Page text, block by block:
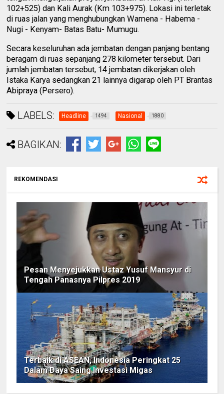
102+525) dan Kali Aurak (Km 103+975). Lokasi ini terletak
di ruas jalan yang menghubungkan Wamena - Habema -
Nugi - Kenyam- Batas Batu- Mumugu.
Secara keseluruhan ada jembatan dengan panjang bentang
beragam di ruas sepanjang 278 kilometer tersebut. Dari
jumlah jembatan tersebut, 14 jembatan dikerjakan oleh
Istaka Karya sedangkan 21 lainnya digarap oleh PT Brantas
Abipraya (Persero).
LABELS: Headline 1494 Nasional 1880
BAGIKAN:
REKOMENDASI
Pesan Menyejukkan Ustaz Yusuf Mansyur di
Tengah Panasnya Pilpres 2019
Terbaik di ASEAN, Indonesia Peringkat 25
Dalam Daya Saing Investasi Migas